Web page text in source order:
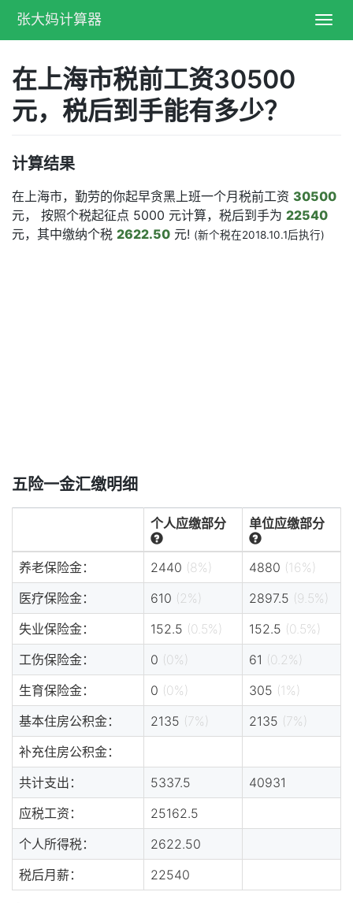
张大妈计算器
在上海市税前工资30500
元，税后到手能有多少？
计算结果
在上海市，勤劳的你起早贪黑上班一个月税前工资 30500
元， 按照个税起征点 5000 元计算，税后到手为 22540
元，其中缴纳个税 2622.50 元! (新个税在2018.10.1后执行)
五险一金汇缴明细
个人应缴部分 单位应缴部分
养老保险金： 2440 (8%) 4880 (16%)
医疗保险金：
610 (2%) 2897.5 (9.5%)
失业保险金：
152.5 (0.5%) 152.5 (0.5%)
工伤保险金：
0 (0%) 61 (0.2%)
生育保险金：
0 (0%) 305 (1%)
基本住房公积金：
2135 (7%) 2135 (7%)
补充住房公积金：
共计支出：
5337.5
40931
应税工资：
25162.5
个人所得税：
2622.50
税后月薪：
22540